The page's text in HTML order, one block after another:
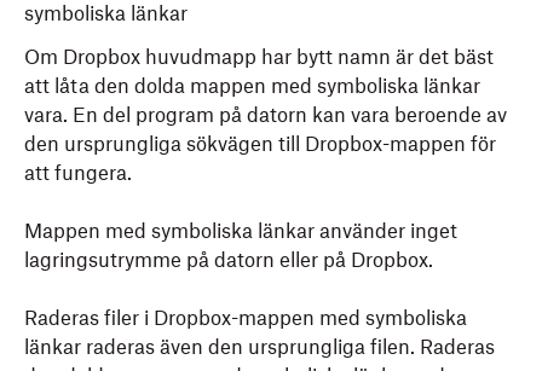
symboliska länkar
Om Dropbox huvudmapp har bytt namn är det bäst
att låta den dolda mappen med symboliska länkar
vara. En del program på datorn kan vara beroende av
den ursprungliga sökvägen till Dropbox-mappen för
att fungera.
Mappen med symboliska länkar använder inget
lagringsutrymme på datorn eller på Dropbox.
Raderas filer i Dropbox-mappen med symboliska
länkar raderas även den ursprungliga filen. Raderas